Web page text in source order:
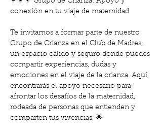
conexión en tu viaje de maternidad
Te invitamos a formar parte de nuestro
Grupo de Crianza en el Club de Madres,
un espacio cálido y seguro donde puedes
compartir experiencias, dudas y
emociones en el viaje de la crianza. Aquí,
encontrarás el apoyo necesario para
afrontar los desafíos de la maternidad,
rodeada de personas que entienden y
comparten tus vivencias. 🌟